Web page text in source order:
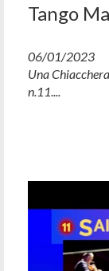
Tango
06/01/2023
Una
n.11....